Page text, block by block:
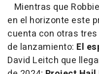
Mientras que
en el horizonte este
cuenta con otras
de lanzamiento: El
David Leitch que